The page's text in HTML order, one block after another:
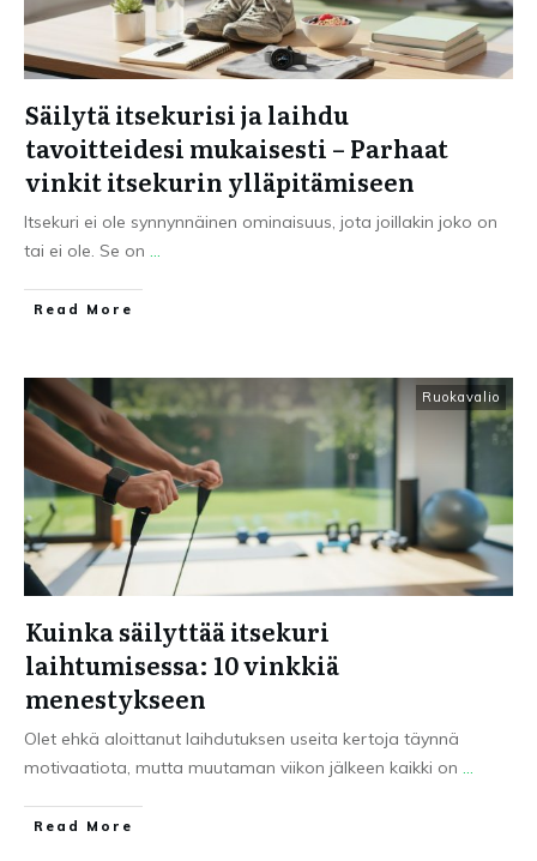
Säilytä itsekurisi ja laihdu
tavoitteidesi mukaisesti – Parhaat
vinkit itsekurin ylläpitämiseen
Itsekuri ei ole synnynnäinen ominaisuus, jota joillakin joko on
tai ei ole. Se on ...
Read More
Ruokavalio
Kuinka säilyttää itsekuri
laihtumisessa: 10 vinkkiä
menestykseen
Olet ehkä aloittanut laihdutuksen useita kertoja täynnä
motivaatiota, mutta muutaman viikon jälkeen kaikki on ...
Read More